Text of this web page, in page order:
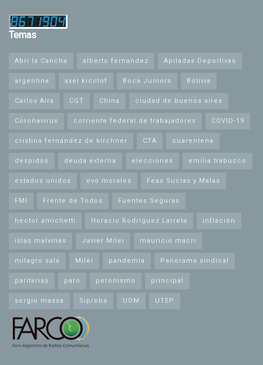
Temas
Abrí la Cancha alberto fernandez Apiladas Deportivas
argentina axel kicillof Boca Juniors Bolivia
Carlos Aira CGT China ciudad de buenos aires
Coronavirus corriente federal de trabajadores COVID-19
cristina fernandez de kirchner CTA cuarentena
despidos deuda externa elecciones emilia trabucco
estados unidos evo morales Feas Sucias y Malas
FMI Frente de Todos Fuentes Seguras
hector amichetti Horacio Rodríguez Larreta inflación
islas malvinas Javier Milei mauricio macri
milagro sala Milei pandemia Panorama sindical
paritarias paro peronismo principal
sergio massa Sipreba UOM UTEP